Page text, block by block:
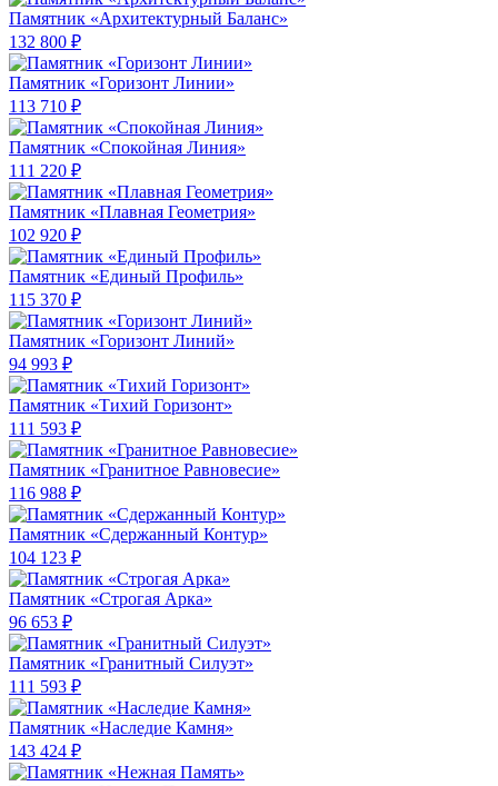
Памятник «Архитектурный Баланс»
132 800 ₽
Памятник «Горизонт Линии»
113 710 ₽
Памятник «Спокойная Линия»
111 220 ₽
Памятник «Плавная Геометрия»
102 920 ₽
Памятник «Единый Профиль»
115 370 ₽
Памятник «Горизонт Линий»
94 993 ₽
Памятник «Тихий Горизонт»
111 593 ₽
Памятник «Гранитное Равновесие»
116 988 ₽
Памятник «Сдержанный Контур»
104 123 ₽
Памятник «Строгая Арка»
96 653 ₽
Памятник «Гранитный Силуэт»
111 593 ₽
Памятник «Наследие Камня»
143 424 ₽